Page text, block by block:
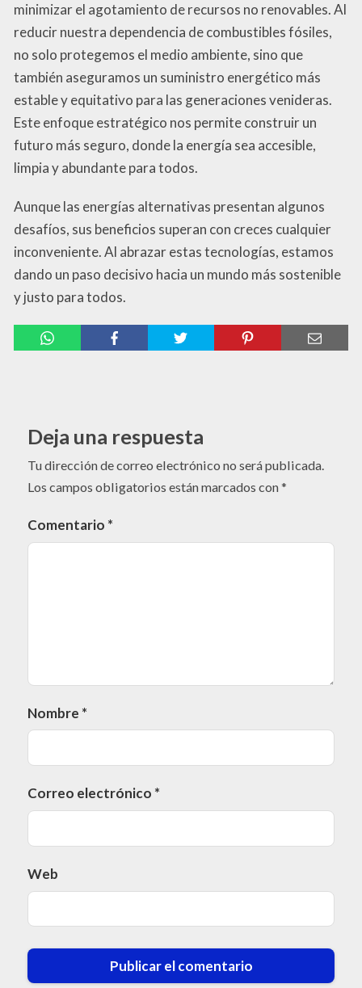
minimizar el agotamiento de recursos no renovables. Al
reducir nuestra dependencia de combustibles fósiles,
no solo protegemos el medio ambiente, sino que
también aseguramos un suministro energético más
estable y equitativo para las generaciones venideras.
Este enfoque estratégico nos permite construir un
futuro más seguro, donde la energía sea accesible,
limpia y abundante para todos.
Aunque las energías alternativas presentan algunos
desafíos, sus beneficios superan con creces cualquier
inconveniente. Al abrazar estas tecnologías, estamos
dando un paso decisivo hacia un mundo más sostenible
y justo para todos.
Deja una respuesta
Tu dirección de correo electrónico no será publicada.
Los campos obligatorios están marcados con*
Comentario *
Nombre *
Correo electrónico *
Web